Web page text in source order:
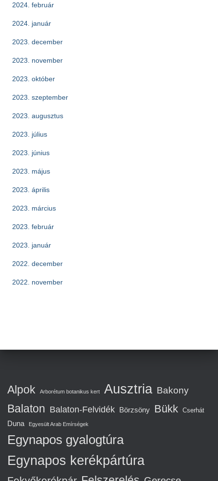
2024. február
2024. január
2023. december
2023. november
2023. október
2023. szeptember
2023. augusztus
2023. július
2023. június
2023. május
2023. április
2023. március
2023. február
2023. január
2022. december
2022. november
Alpok Arborétum botanikus kert Ausztria Bakony
Balaton Balaton-Felvidék Börzsöny Bükk Cserhát
Duna Egyesült Arab Emírségek
Egynapos gyalogtúra
Egynapos kerékpártúra